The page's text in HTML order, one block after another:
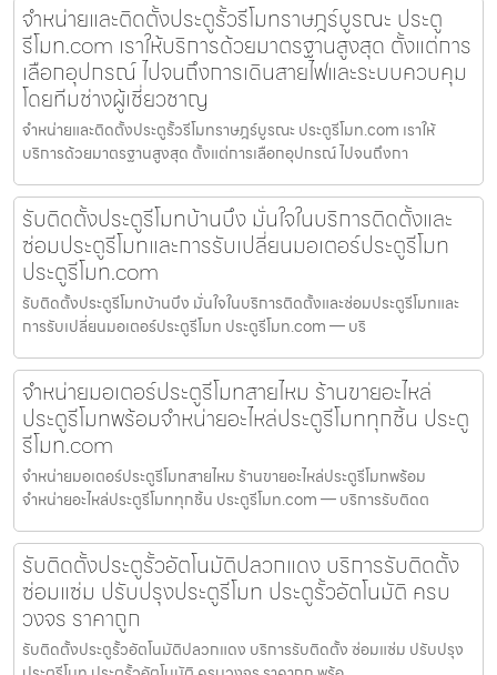
จำหน่ายและติดตั้งประตูรั้วรีโมทราษฎร์บูรณะ ประตู
รีโมท.com เราให้บริการด้วยมาตรฐานสูงสุด ตั้งแต่การ
เลือกอุปกรณ์ ไปจนถึงการเดินสายไฟและระบบควบคุม
โดยทีมช่างผู้เชี่ยวชาญ
จำหน่ายและติดตั้งประตูรั้วรีโมทราษฎร์บูรณะ ประตูรีโมท.com เราให้
บริการด้วยมาตรฐานสูงสุด ตั้งแต่การเลือกอุปกรณ์ ไปจนถึงกา
รับติดตั้งประตูรีโมทบ้านบึง มั่นใจในบริการติดตั้งและ
ซ่อมประตูรีโมทและการรับเปลี่ยนมอเตอร์ประตูรีโมท
ประตูรีโมท.com
รับติดตั้งประตูรีโมทบ้านบึง มั่นใจในบริการติดตั้งและซ่อมประตูรีโมทและ
การรับเปลี่ยนมอเตอร์ประตูรีโมท ประตูรีโมท.com — บริ
จำหน่ายมอเตอร์ประตูรีโมทสายไหม ร้านขายอะไหล่
ประตูรีโมทพร้อมจำหน่ายอะไหล่ประตูรีโมททุกชิ้น ประตู
รีโมท.com
จำหน่ายมอเตอร์ประตูรีโมทสายไหม ร้านขายอะไหล่ประตูรีโมทพร้อม
จำหน่ายอะไหล่ประตูรีโมททุกชิ้น ประตูรีโมท.com — บริการรับติดต
รับติดตั้งประตูรั้วอัตโนมัติปลวกแดง บริการรับติดตั้ง
ซ่อมแซ่ม ปรับปรุงประตูรีโมท ประตูรั้วอัตโนมัติ ครบ
วงจร ราคาถูก
รับติดตั้งประตูรั้วอัตโนมัติปลวกแดง บริการรับติดตั้ง ซ่อมแซ่ม ปรับปรุง